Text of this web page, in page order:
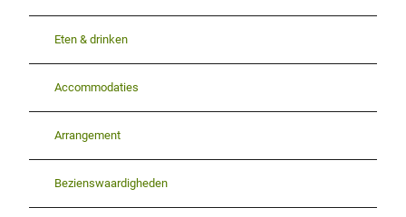
Eten & drinken
Accommodaties
Arrangement
Bezienswaardigheden